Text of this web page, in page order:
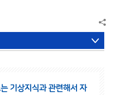
기상지식과 관련해서 자